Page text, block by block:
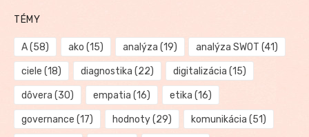
TÉMY
A(58) ako (15) analýza (19) analýza SWOT (41)
ciele (18) diagnostika (22) digitalizácia (15)
dôvera (30) empatia (16) etika (16)
governance (17) hodnoty(29) komunikácia (51)